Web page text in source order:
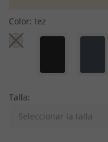
Color: tez
Talla:
Seleccionar la talla